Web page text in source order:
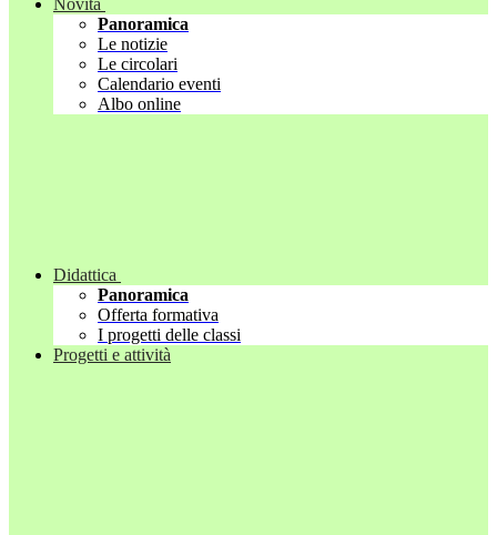
Novità
Panoramica
Le notizie
Le circolari
Calendario eventi
Albo online
Didattica
Panoramica
Offerta formativa
I progetti delle classi
Progetti e attività